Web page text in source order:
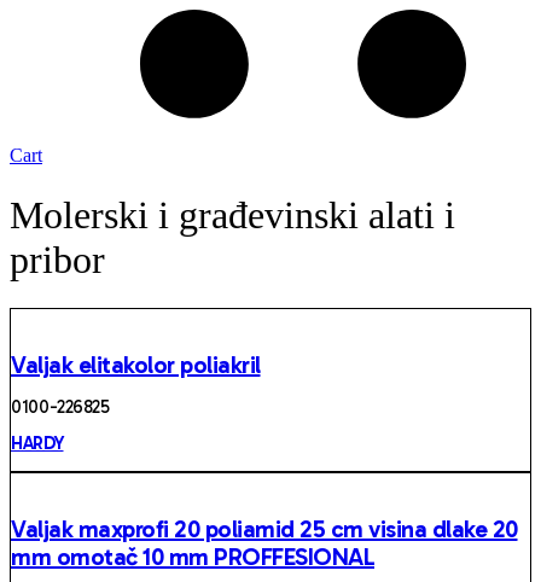
Cart
Molerski i građevinski alati i
pribor
Valjak elitakolor poliakril
0100 -226825
HARDY
Valjak maxprofi 20 poliamid 25 cm visina dlake 20
mm omotač 10 mm PROFFESIONAL